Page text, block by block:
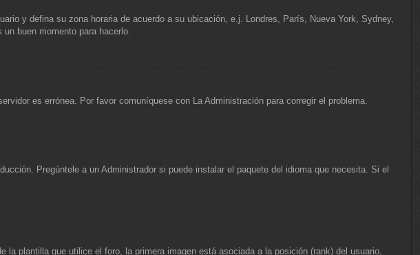
y defina su zona horaria de acuerdo a su ubicación, e.j. Londres, París, Nueva York, Sydney,
buen momento para hacerlo.
es errónea. Por favor comuníquese con La Administración para corregir el problema.
Pregúntele a un Administrador si puede instalar el paquete del idioma que necesita. Si el
plantilla que utilice el foro, la primera imagen está asociada a la posición (rank) del usuario,